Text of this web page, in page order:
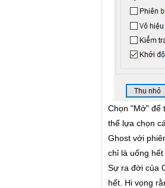
Chọn "Mở" để
thể lựa chọn
Ghost với
chỉ là uống
Sự ra đời của
hết. Hi vọng